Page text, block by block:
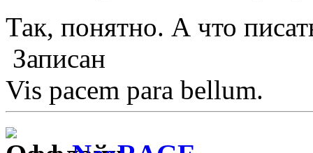
Так, понятно. А что
Записан
Vis pacem para bellum.